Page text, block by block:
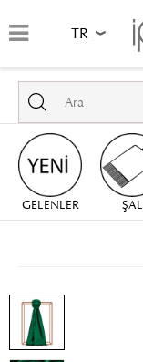
TR
GELENLER ŞAL